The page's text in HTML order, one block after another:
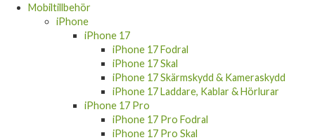
Mobiltillbehör
iPhone
iPhone 17
iPhone 17 Fodral
iPhone 17 Skal
iPhone 17 Skärmskydd & Kameraskydd
iPhone 17 Laddare, Kablar & Hörlurar
iPhone 17 Pro
iPhone 17 Pro Fodral
iPhone 17 Pro Skal